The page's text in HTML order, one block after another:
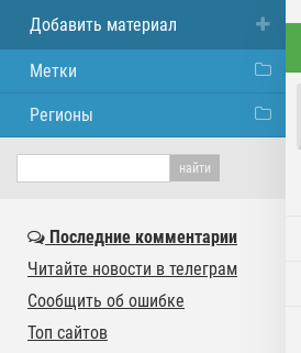
Добавить материал
Метки
Регионы
Последние комментарии
Читайте новости в телеграм
Сообщить об ошибке
Топ сайтов